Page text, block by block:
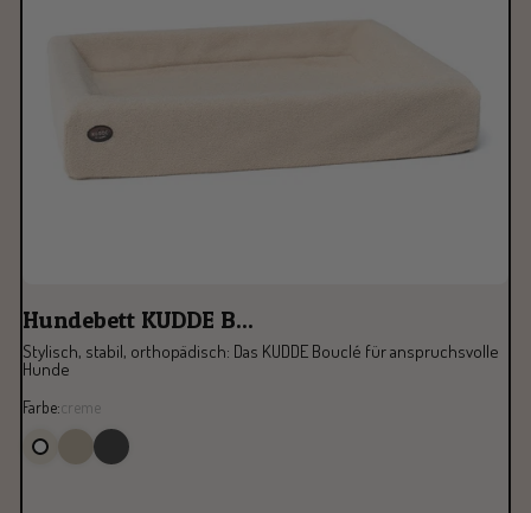
Hundebett KUDDE B...
Stylisch, stabil, orthopädisch: Das KUDDE Bouclé für anspruchsvolle
Hunde
Farbe:creme